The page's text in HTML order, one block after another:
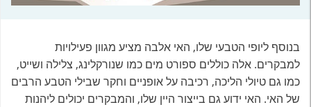
בנוסף ליופי הטבעי שלו, האי אלבה מציע מגוון פעילויות
למבקרים. אלה כוללים ספורט מים כמו שנורקלינג, צלילה ושייט,
כמו גם טיולי הליכה, רכיבה על אופניים וחקר שבילי הטבע הרבים
של האי. האי ידוע גם בייצור היין שלו, והמבקרים יכולים ליהנות